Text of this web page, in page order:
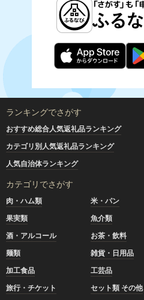
ランキングでさがす
おすすめ総合人気返礼品ランキング
カテゴリ別人気返礼品ランキング
人気自治体ランキング
カテゴリでさがす
肉・ハム類 米・パン
果実類
魚介類
酒・アルコール
お茶・飲料
麺類
雑貨・日用品
加工食品
工芸品
旅行・チケット
セット類 その他